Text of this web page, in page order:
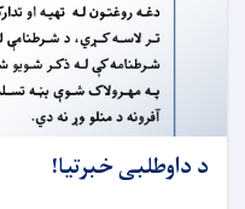
د داوطلبی خبرتیا!